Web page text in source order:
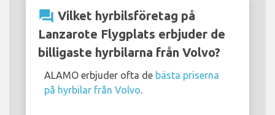
question_answer Vilket hyrbilsföretag på
Lanzarote Flygplats erbjuder de
billigaste hyrbilarna från Volvo?
ALAMO erbjuder ofta de bästa priserna
på hyrbilar från Volvo